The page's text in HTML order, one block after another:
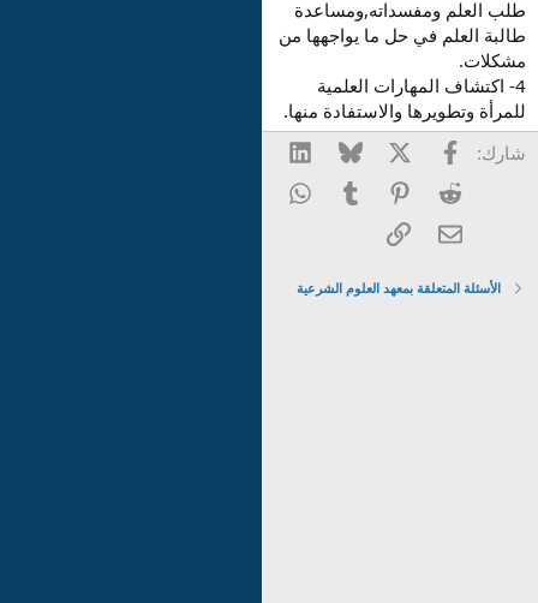
طلب العلم ومفسداته,ومساعدة
طالبة العلم في حل ما يواجهها من
مشكلات.
4- اكتشاف المهارات العلمية
للمرأة وتطويرها والاستفادة منها.
شارك:
فيسبوك
X
Bluesky
LinkedIn
Reddit
Pinterest
Tumblr
WhatsApp
البريد الإلكتروني
الرابط
الأسئلة المتعلقة بمعهد العلوم الشرعية